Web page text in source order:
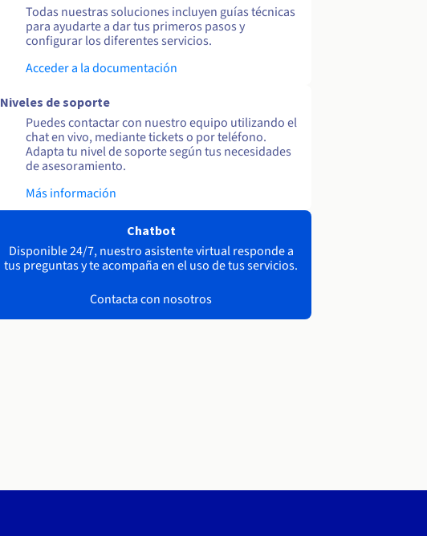
Todas nuestras soluciones incluyen guías técnicas
para ayudarte a dar tus primeros pasos y
configurar los diferentes servicios.
Acceder a la documentación
Niveles de soporte
Puedes contactar con nuestro equipo utilizando el
chat en vivo, mediante tickets o por teléfono.
Adapta tu nivel de soporte según tus necesidades
de asesoramiento.
Más información
Chatbot
Disponible 24/7, nuestro asistente virtual responde a
tus preguntas y te acompaña en el uso de tus servicios.
Contacta con nosotros